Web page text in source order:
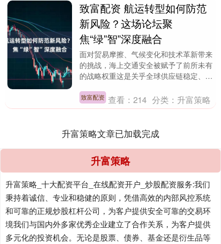
致富配资 航运转型如何防范
新风险？这场论坛聚
焦“绿”智”深度融合
面对贸易摩擦、气候变化和技术革新带来
的挑战，海上交通安全被赋予了前所未有
的战略权重这是关乎全球供应链稳定、能
石。 在2025年....
致富配资 查看：214 分类： 升富策略
升富策略文章已加载完成
升富策略
升富策略_十大配资平台_在线配资开户_炒股配资服务:我们
秉持着诚信、专业和稳健的原则，凭借高效的内部风控系统
和可靠的正规炒股杠杆公司，为客户提供安全可靠的交易环
境我们与国内外多家优秀企业建立了合作关系，为客户提供
多元化的投资机会。无论是股票、债券、基金还是衍生品等